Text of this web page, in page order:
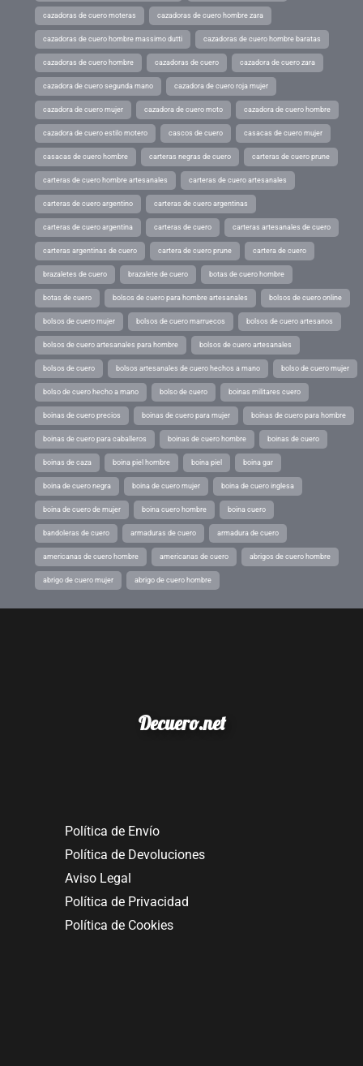
cazadoras de cuero moteras cazadoras de cuero hombre zara
cazadoras de cuero hombre massimo dutti cazadoras de cuero hombre baratas
cazadoras de cuero hombre cazadoras de cuero cazadora de cuero zara
cazadora de cuero segunda mano cazadora de cuero roja mujer
cazadora de cuero mujer cazadora de cuero moto cazadora de cuero hombre
cazadora de cuero estilo motero cascos de cuero casacas de cuero mujer
casacas de cuero hombre carteras negras de cuero carteras de cuero prune
carteras de cuero hombre artesanales carteras de cuero artesanales
carteras de cuero argentino carteras de cuero argentinas
carteras de cuero argentina carteras de cuero carteras artesanales de cuero
carteras argentinas de cuero cartera de cuero prune cartera de cuero
brazaletes de cuero brazalete de cuero botas de cuero hombre
botas de cuero bolsos de cuero para hombre artesanales bolsos de cuero online
bolsos de cuero mujer bolsos de cuero marruecos bolsos de cuero artesanos
bolsos de cuero artesanales para hombre bolsos de cuero artesanales
bolsos de cuero bolsos artesanales de cuero hechos a mano bolso de cuero mujer
bolso de cuero hecho a mano bolso de cuero boinas militares cuero
boinas de cuero precios boinas de cuero para mujer boinas de cuero para hombre
boinas de cuero para caballeros boinas de cuero hombre boinas de cuero
boinas de caza boina piel hombre boina piel boina gar
boina de cuero negra boina de cuero mujer boina de cuero inglesa
boina de cuero de mujer boina cuero hombre boina cuero
bandoleras de cuero armaduras de cuero armadura de cuero
americanas de cuero hombre americanas de cuero abrigos de cuero hombre
abrigo de cuero mujer abrigo de cuero hombre
Decuero.net
Política de Envío
Política de Devoluciones
Aviso Legal
Política de Privacidad
Política de Cookies